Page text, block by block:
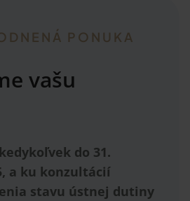
PONUKA
vašu
do 31.
a ku konzultácií
stavu ústnej dutiny